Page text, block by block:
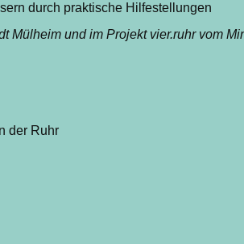
durch praktische Hilfestellungen
Mülheim und im Projekt vier.ruhr vom
der Ruhr